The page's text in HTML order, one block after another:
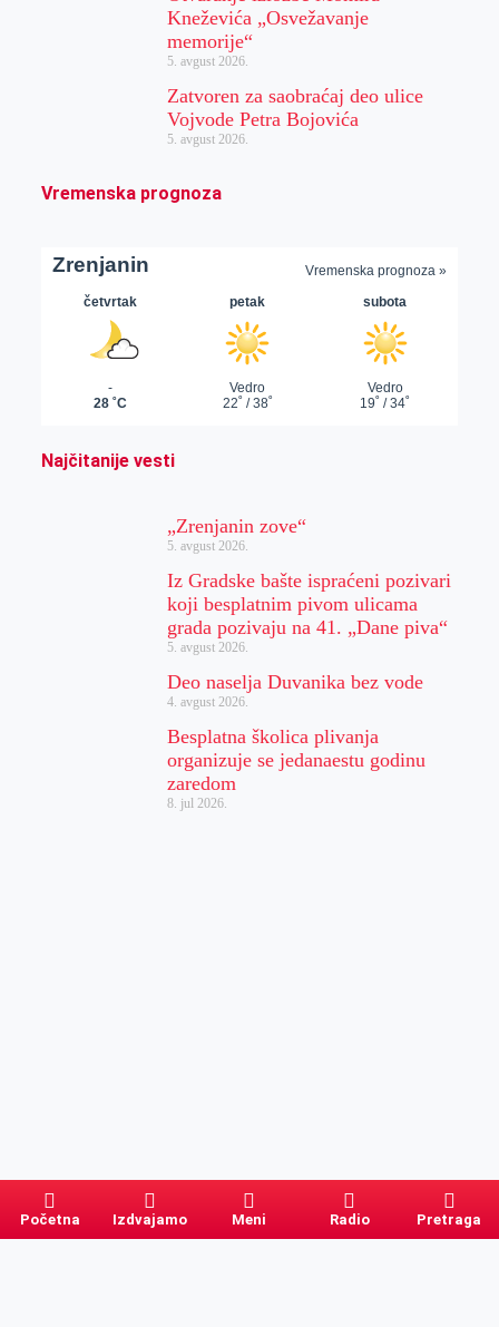
Kneževića „Osvežavanje
memorije“
5. avgust 2026.
Zatvoren za saobraćaj deo ulice
Vojvode Petra Bojovića
5. avgust 2026.
Vremenska prognoza
Najčitanije vesti
„Zrenjanin zove“
5. avgust 2026.
Iz Gradske bašte ispraćeni pozivari
koji besplatnim pivom ulicama
grada pozivaju na 41. „Dane piva“
5. avgust 2026.
Deo naselja Duvanika bez vode
4. avgust 2026.
Besplatna školica plivanja
organizuje se jedanaestu godinu
zaredom
8. jul 2026.
Početna Izdvajamo Meni Radio Pretraga